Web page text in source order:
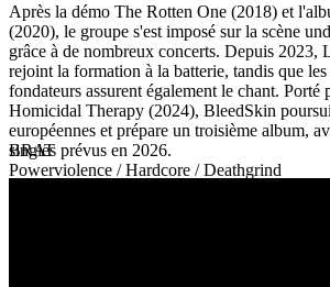
Après la démo The Rotten One (2018) et
(2020), le groupe s'est imposé sur la scène
grâce à de nombreux concerts. Depuis 2023,
rejoint la formation à la batterie, tandis que
fondateurs assurent également le chant. Porté
Homicidal Therapy (2024), BleedSkin
européennes et prépare un troisième album,
singles prévus en 2026.
BRAT
Powerviolence / Hardcore / Deathgrind